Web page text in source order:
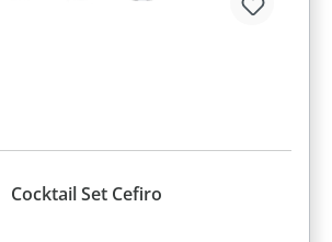
Cocktail Set Cefiro